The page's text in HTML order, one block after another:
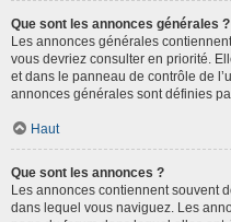
Que sont les annonces générales ?
Les annonces générales
vous devriez consulter en priorité.
et dans le panneau de contrôle de
annonces générales sont définies
Haut
Que sont les annonces ?
Les annonces contiennent souvent
dans lequel vous naviguez. Les